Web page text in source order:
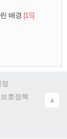
배경 [15]
정
호정책
▲